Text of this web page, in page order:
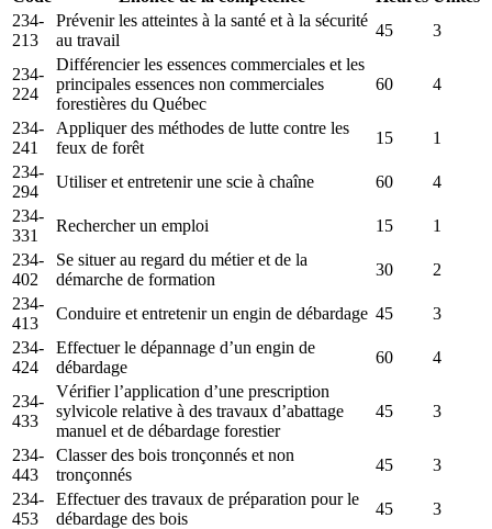
234-
213
Prévenir les atteintes à la santé et à la sécurité
au travail
45 3
234-
224
Différencier les essences commerciales et les
principales essences non commerciales
forestières du Québec
60 4
234-
241
Appliquer des méthodes de lutte contre les
feux de forêt
15
1
234-
294
Utiliser et entretenir une scie à chaîne 60
4
234-
331
Rechercher un emploi 15
1
234-
402
Se situer au regard du métier et de la
démarche de formation
30
2
234-
413
Conduire et entretenir un engin de débardage 45
3
234-
424
Effectuer le dépannage d’un engin de
débardage
60 4
234-
433
Vérifier l’application d’une prescription
sylvicole relative à des travaux d’abattage
manuel et de débardage forestier
45 3
234-
443
Classer des bois tronçonnés et non
tronçonnés
45
3
234-
453
Effectuer des travaux de préparation pour le
débardage des bois
45
3